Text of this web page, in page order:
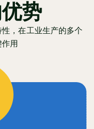
势
，在工业生产的多个
用